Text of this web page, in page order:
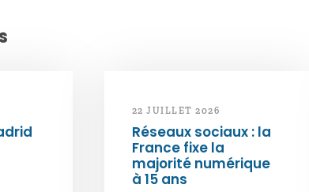
22 JUILLET 2026
Réseaux sociaux : la
France fixe la
majorité numérique
à 15 ans